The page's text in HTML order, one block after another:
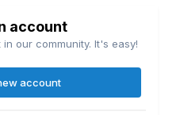
account
our community. It's easy!
account